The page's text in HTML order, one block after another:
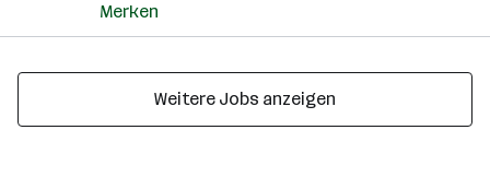
Merken
Weitere Jobs anzeigen